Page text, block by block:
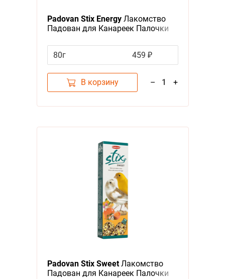
Padovan Stix EnergyЛакомство
Падован для Канареек Палочки
80г
459 ₽
В корзину – 1 +
Padovan Stix SweetЛакомство
Падован для Канареек Палочки
Фильтры